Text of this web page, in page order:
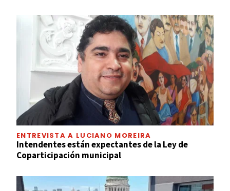
ENTREVISTA A LUCIANO MOREIRA
Intendentes están expectantes de la Ley de
Coparticipación municipal